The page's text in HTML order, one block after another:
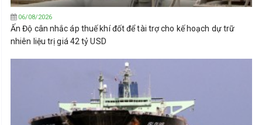
06/08/2026
Ấn Độ cân nhắc áp thuế khí đốt để tài trợ cho kế hoạch dự trữ
nhiên liệu trị giá 42 tỷ USD